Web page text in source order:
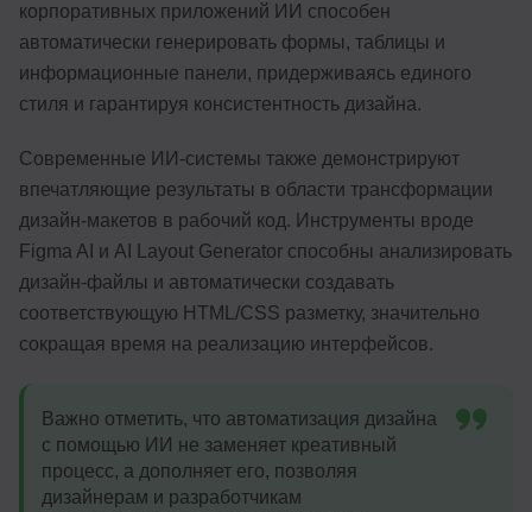
корпоративных приложений ИИ способен
автоматически генерировать формы, таблицы и
информационные панели, придерживаясь единого
стиля и гарантируя консистентность дизайна.
Современные ИИ-системы также демонстрируют
впечатляющие результаты в области трансформации
дизайн-макетов в рабочий код. Инструменты вроде
Figma AI и AI Layout Generator способны анализировать
дизайн-файлы и автоматически создавать
соответствующую HTML/CSS разметку, значительно
сокращая время на реализацию интерфейсов.
Важно отметить, что автоматизация дизайна
с помощью ИИ не заменяет креативный
процесс, а дополняет его, позволяя
дизайнерам и разработчикам